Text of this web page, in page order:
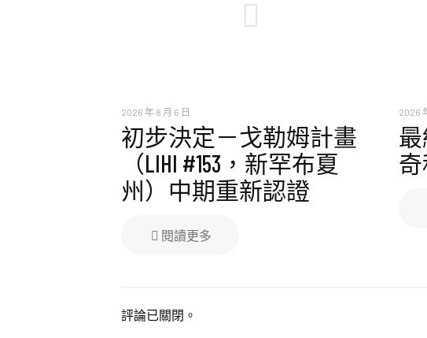
2026 年 8 月 6 日
初步決定－戈勒姆計畫
（LIHI #153，新罕布夏
州）中期重新認證
閱讀更多
2026
評論已關閉。